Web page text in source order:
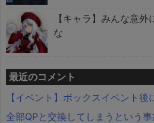
【キャラ】みんな意
な
最近のコメント
【イベント】ボックスイベント
全部QPと交換してしまうという